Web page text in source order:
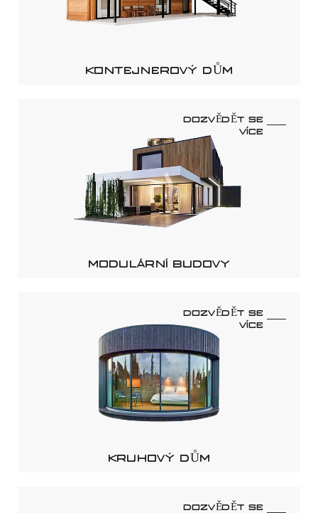
KONTEJNEROVÝ DŮM
MODULÁRNÍ BUDOVY
DOZVĚDĚT SE
VÍCE
KRUHOVÝ DŮM
DOZVĚDĚT SE
VÍCE
DOZVĚDĚT SE